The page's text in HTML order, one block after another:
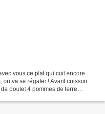
vous ce plat qui cuit encore
on va se régaler ! Avant cuisson
poulet 4 pommes de terre